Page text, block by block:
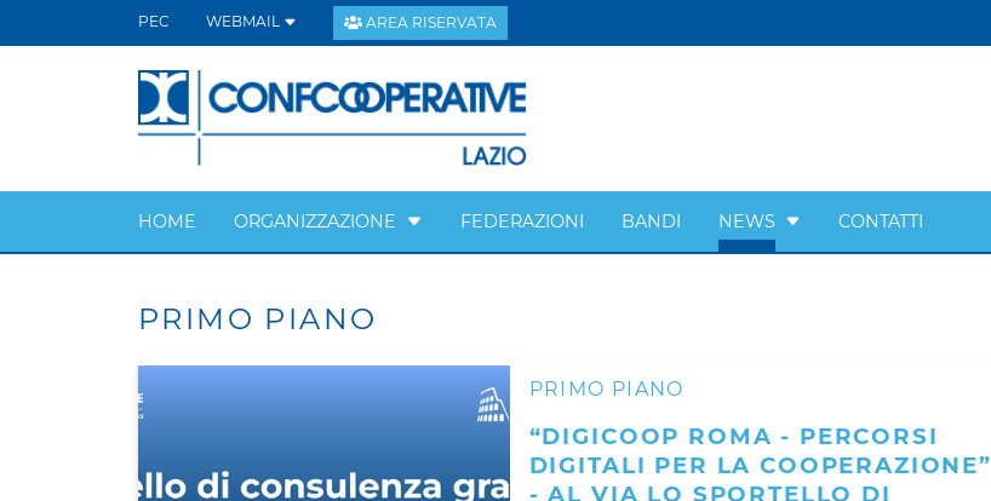
PEC WEBMAIL AREA RISERVATA
HOME ORGANIZZAZIONE FEDERAZIONI BANDI NEWS CONTATTI
PRIMO PIANO
PRIMO PIANO
“DIGICOOP ROMA - PERCORSI
DIGITALI PER LA COOPERAZIONE”
- AL VIA LO SPORTELLO DI